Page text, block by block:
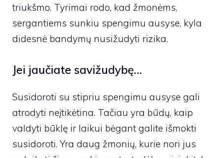
triukšmo. Tyrimai rodo, kad žmonėms,
sergantiems sunkiu spengimu ausyse, kyla
didesnė bandymų nusižudyti rizika.
Jei jaučiate savižudybę…
Susidoroti su stipriu spengimu ausyse gali
atrodyti neįtikėtina. Tačiau yra būdų, kaip
valdyti būklę ir laikui bėgant galite išmokti
susidoroti. Yra daug žmonių, kurie nori jus